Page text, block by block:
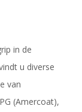
in de
u diverse
van
(Amercoat),